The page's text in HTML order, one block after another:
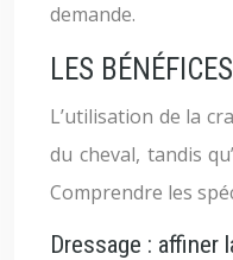
demande.
LES
L’utilisation de la
du cheval, tandis
Comprendre les
Dressage : affiner